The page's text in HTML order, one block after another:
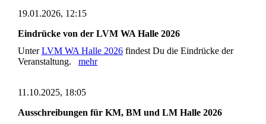
19.01.2026, 12:15
Eindrücke von der LVM WA Halle 2026
UnterLVM WA Halle 2026 findest Du die Eindrücke der
Veranstaltung. mehr
11.10.2025, 18:05
Ausschreibungen für KM, BM und LM Halle 2026